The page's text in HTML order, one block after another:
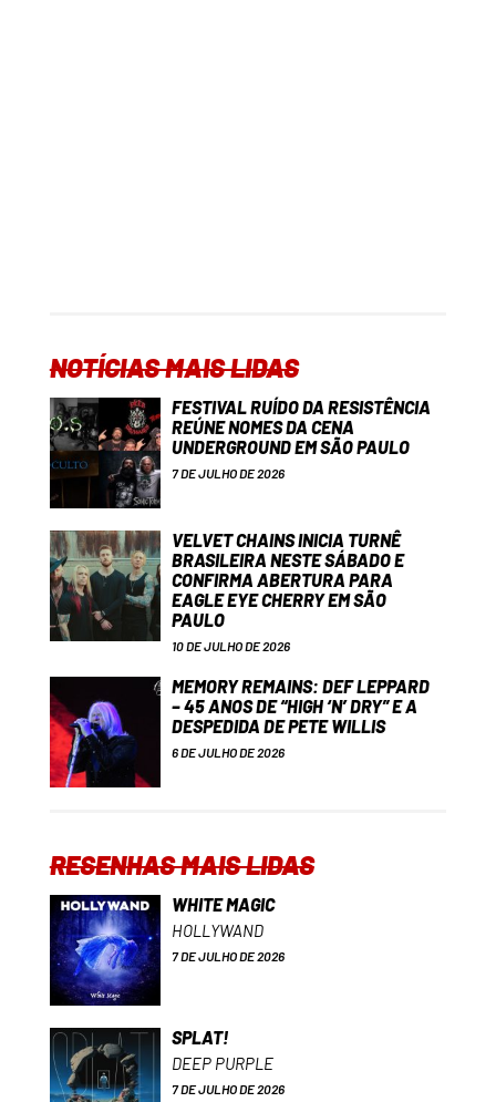
NOTÍCIAS MAIS LIDAS
FESTIVAL RUÍDO DA RESISTÊNCIA
REÚNE NOMES DA CENA
UNDERGROUND EM SÃO PAULO
7 DE JULHO DE 2026
VELVET CHAINS INICIA TURNÊ
BRASILEIRA NESTE SÁBADO E
CONFIRMA ABERTURA PARA
EAGLE EYE CHERRY EM SÃO
PAULO
10 DE JULHO DE 2026
MEMORY REMAINS: DEF LEPPARD
– 45 ANOS DE “HIGH ‘N’ DRY” E A
DESPEDIDA DE PETE WILLIS
6 DE JULHO DE 2026
RESENHAS MAIS LIDAS
WHITE MAGIC
HOLLYWAND
7 DE JULHO DE 2026
SPLAT!
DEEP PURPLE
7 DE JULHO DE 2026